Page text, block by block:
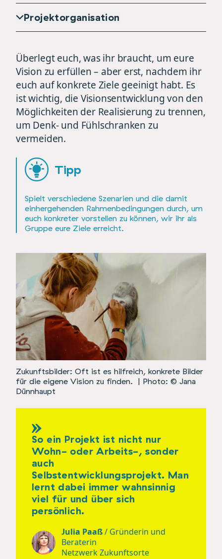
Projektorganisation
Überlegt euch, was ihr braucht, um eure
Vision zu erfüllen – aber erst, nachdem ihr
euch auf konkrete Ziele geeinigt habt. Es
ist wichtig, die Visionsentwicklung von den
Möglichkeiten der Realisierung zu trennen,
um Denk- und Fühlschranken zu
vermeiden.
Tipp
Spielt verschiedene Szenarien und die damit
einhergehenden Rahmenbedingungen durch, um
euch konkreter vorstellen zu können, wir ihr als
Gruppe eure Ziele erreicht.
Zukunftsbilder: Oft ist es hilfreich, konkrete Bilder
für die eigene Vision zu finden. | Photo: © Jana
Dünnhaupt
So ein Projekt ist nicht nur
Wohn- oder Arbeits-, sonder
auch
Selbstentwicklungsprojekt. Man
lernt dabei immer wahnsinnig
viel für und über sich
persönlich.
Julia Paaß/ Gründerin und
Beraterin
Netzwerk Zukunftsorte